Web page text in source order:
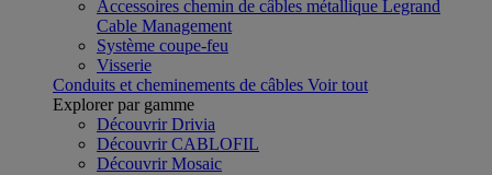
Accessoires chemin de câbles métallique Legrand
Cable Management
Système coupe-feu
Visserie
Conduits et cheminements de câbles Voir tout
Explorer par gamme
Découvrir Drivia
Découvrir CABLOFIL
Découvrir Mosaic